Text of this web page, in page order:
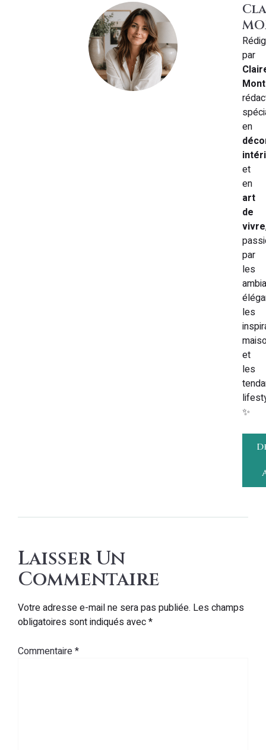
par
en
et
en
art
de
vivre
par
les
les
et
les
✨
Laisser Un
Commentaire
Votre adresse e-mail ne sera pas publiée. Les champs
obligatoires sont indiqués avec*
Commentaire*